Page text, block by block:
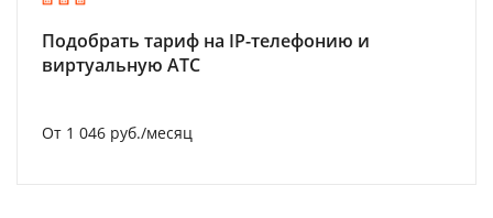
Подобрать тариф на IP-телефонию и
виртуальную АТС
От 1 046 руб./месяц